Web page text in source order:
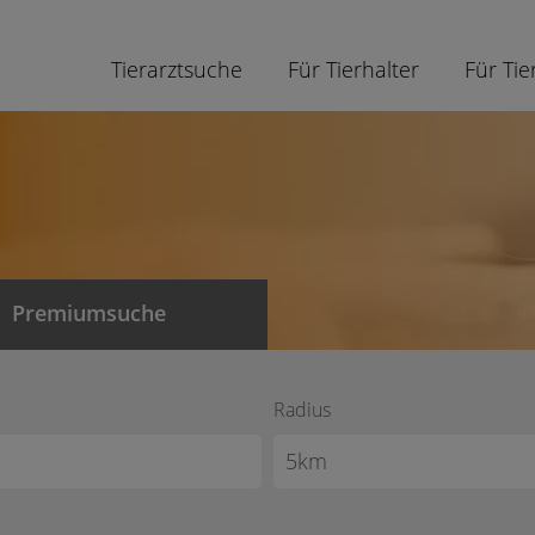
Tierarztsuche Für Tierhalter Für
Premiumsuche
Radius